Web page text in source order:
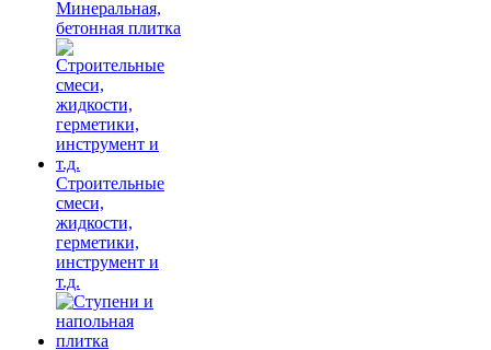
Минеральная,
бетонная плитка
Строительные
смеси,
жидкости,
герметики,
инструмент и
т.д.